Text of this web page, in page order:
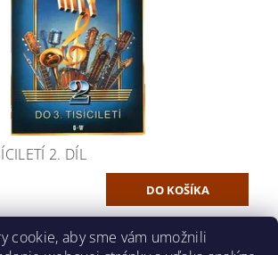
2. DÍL
ĎALŠIE PRODUKTY
cookie, aby sme vám umožnili